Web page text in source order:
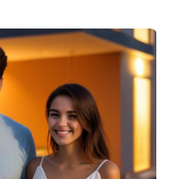
que ilustran cómo el
del turismo ha elevado el
aumento de las inversiones
Los desarrolladores están
complejos residenciales que
lo que a su vez atrae a
selecto.